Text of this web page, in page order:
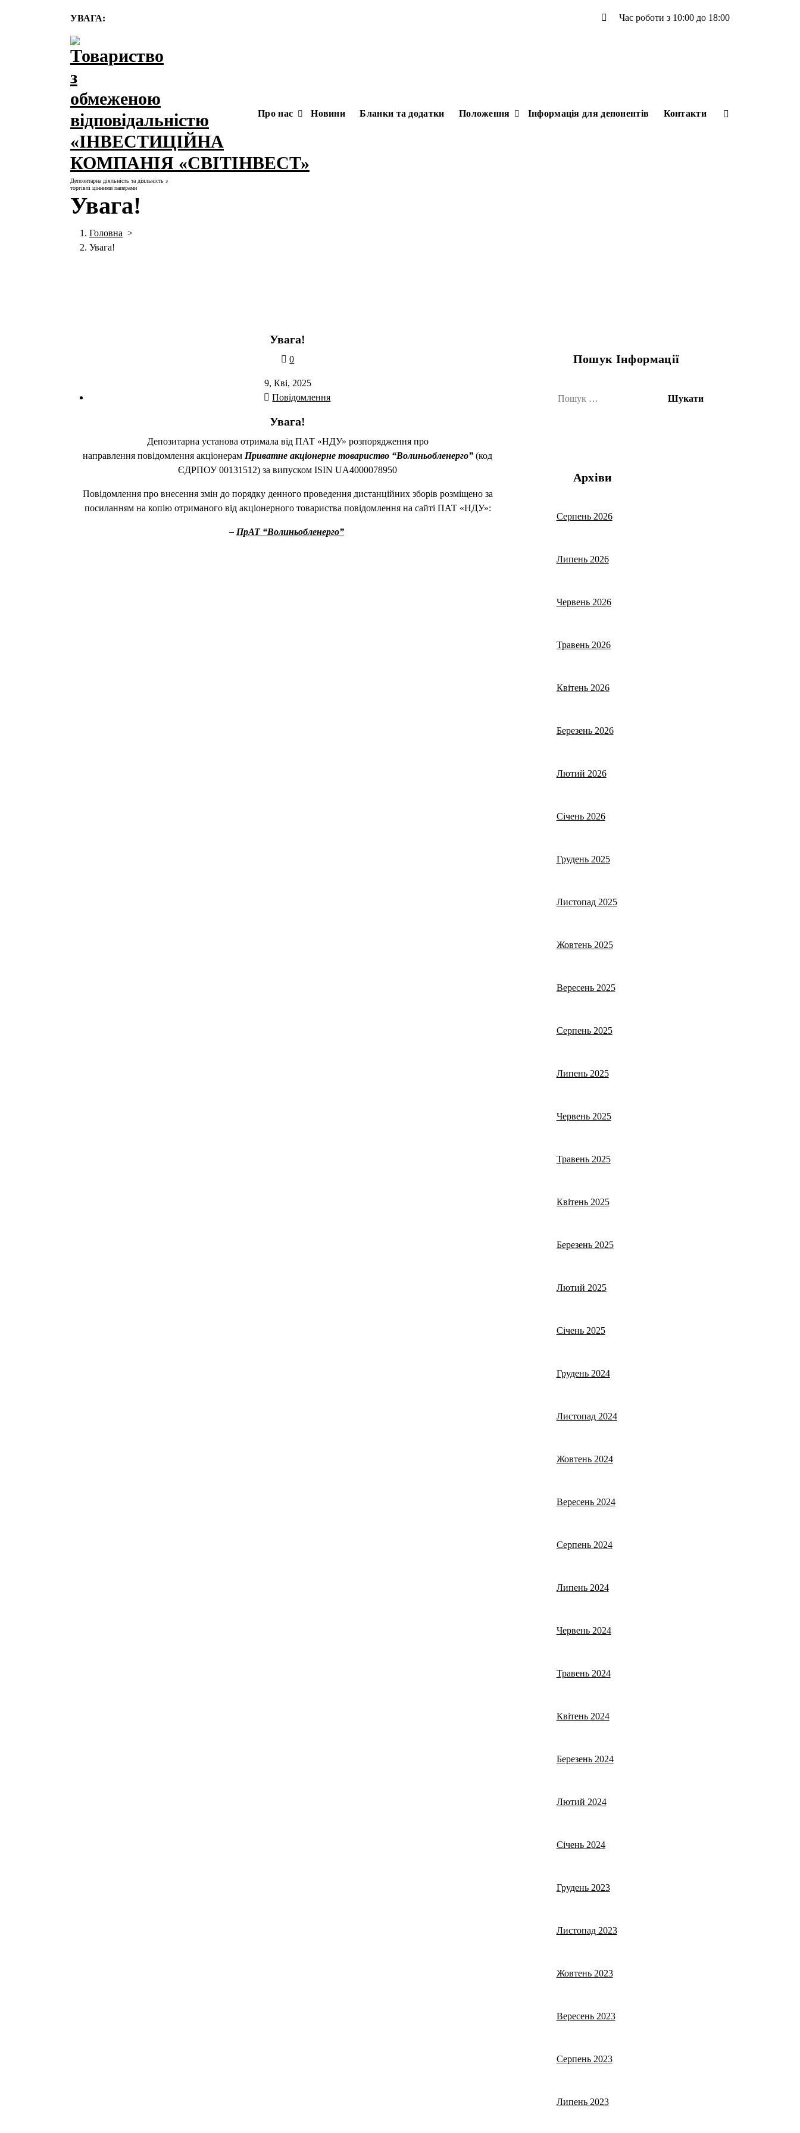
УВАГА: Час роботи з 10:00 до 18:00
Депозитарна діяльність та діяльність з
торгівлі цінними паперами
Про нас Новини Бланки та додатки Положення Інформація для депонентів Контакти
Увага!
Головна >
Увага!
Увага!
0
9, Кві, 2025
Повідомлення
Увага!
Депозитарна установа отримала від ПАТ «НДУ» розпорядження про
направлення повідомлення акціонерам Приватне акціонерне товариство “Волиньобленерго” (код
ЄДРПОУ 00131512) за випуском ISIN UA4000078950
Повідомлення про внесення змін до порядку денного проведення дистанційних зборів розміщено за
посиланням на копію отриманого від акціонерного товариства повідомлення на сайті ПАТ «НДУ»:
– ПрАТ “Волиньобленерго”
Пошук Інформації
Архіви
Серпень 2026
Липень 2026
Червень 2026
Травень 2026
Квітень 2026
Березень 2026
Лютий 2026
Січень 2026
Грудень 2025
Листопад 2025
Жовтень 2025
Вересень 2025
Серпень 2025
Липень 2025
Червень 2025
Травень 2025
Квітень 2025
Березень 2025
Лютий 2025
Січень 2025
Грудень 2024
Листопад 2024
Жовтень 2024
Вересень 2024
Серпень 2024
Липень 2024
Червень 2024
Травень 2024
Квітень 2024
Березень 2024
Лютий 2024
Січень 2024
Грудень 2023
Листопад 2023
Жовтень 2023
Вересень 2023
Серпень 2023
Липень 2023